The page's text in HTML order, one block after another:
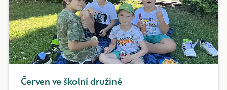
Červen ve školní družině